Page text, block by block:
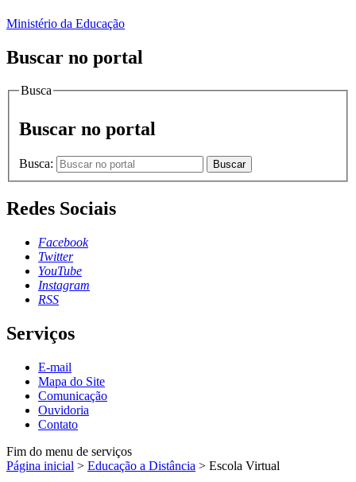
Ministério da Educação
Buscar no portal
Busca
Buscar no portal
Busca: Buscar
Redes Sociais
Facebook
Twitter
YouTube
Instagram
RSS
Serviços
E-mail
Mapa do Site
Comunicação
Ouvidoria
Contato
Fim do menu de serviços
Página inicial > Educação a Distância > Escola Virtual